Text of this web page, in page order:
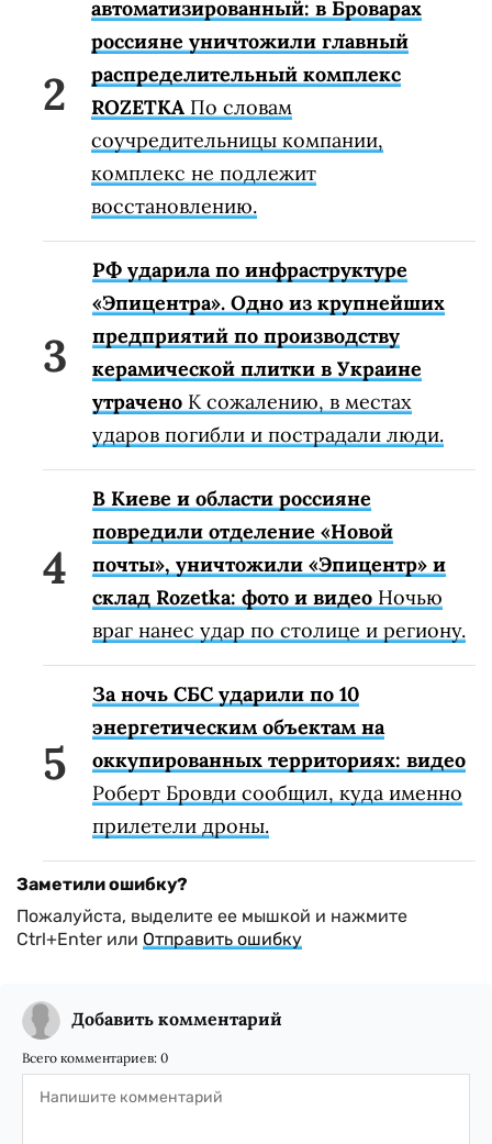
автоматизированный: в Броварах
россияне уничтожили главный
распределительный комплекс
ROZETKA По словам
соучредительницы компании,
комплекс не подлежит
восстановлению.
РФ ударила по инфраструктуре
«Эпицентра». Одно из крупнейших
предприятий по производству
керамической плитки в Украине
утрачено К сожалению, в местах
ударов погибли и пострадали люди.
В Киеве и области россияне
повредили отделение «Новой
почты», уничтожили «Эпицентр» и
склад Rozetka: фото и видео Ночью
враг нанес удар по столице и региону.
За ночь СБС ударили по 10
энергетическим объектам на
оккупированных территориях: видео
Роберт Бровди сообщил, куда именно
прилетели дроны.
Заметили ошибку?
Пожалуйста, выделите ее мышкой и нажмите
Ctrl+Enter или Отправить ошибку
Добавить комментарий
Всего комментариев: 0